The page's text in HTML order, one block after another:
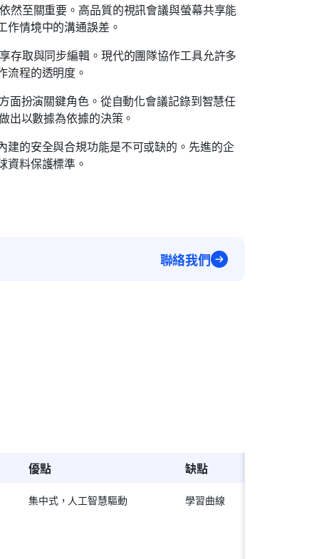
然至關重要。高品質的視訊會議與螢幕共享能
情境中的溝通誤差。
存取與同步編輯。現代的團隊協作工具允許多
流程的透明度。
面扮演關鍵角色。從自動化會議記錄到智慧任
出以數據為依據的決策。
建的安全與合規功能是不可或缺的。先進的企
資料保護標準。
聯絡我們
優點 缺點
集中式，人工智慧驅動 學習曲線